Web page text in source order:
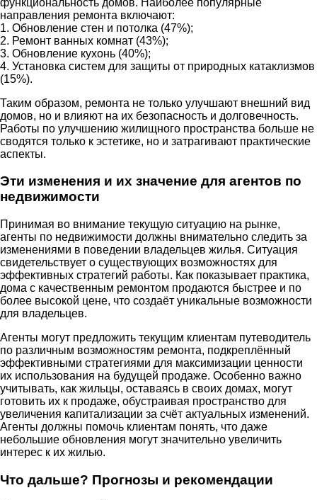
направления ремонта включают:
1. Обновление стен и потолка (47%);
2. Ремонт ванных комнат (43%);
3. Обновление кухонь (40%);
4. Установка систем для защиты от природных катаклизмов
(15%).
Таким образом, ремонта не только улучшают внешний вид
домов, но и влияют на их безопасность и долговечность.
Работы по улучшению жилищного пространства больше не
сводятся только к эстетике, но и затрагивают практические
аспекты.
Эти изменения и их значение для агентов по
недвижимости
Принимая во внимание текущую ситуацию на рынке,
агенты по недвижимости должны внимательно следить за
изменениями в поведении владельцев жилья. Ситуация
свидетельствует о существующих возможностях для
эффективных стратегий работы. Как показывает практика,
дома с качественным ремонтом продаются быстрее и по
более высокой цене, что создаёт уникальные возможности
для владельцев.
Агенты могут предложить текущим клиентам путеводитель
по различным возможностям ремонта, подкреплённый
эффективными стратегиями для максимизации ценности
их использования на будущей продаже. Особенно важно
учитывать, как жильцы, оставаясь в своих домах, могут
готовить их к продаже, обустраивая пространство для
увеличения капитализации за счёт актуальных изменений.
Агенты должны помочь клиентам понять, что даже
небольшие обновления могут значительно увеличить
интерес к их жилью.
Что дальше? Прогнозы и рекомендации